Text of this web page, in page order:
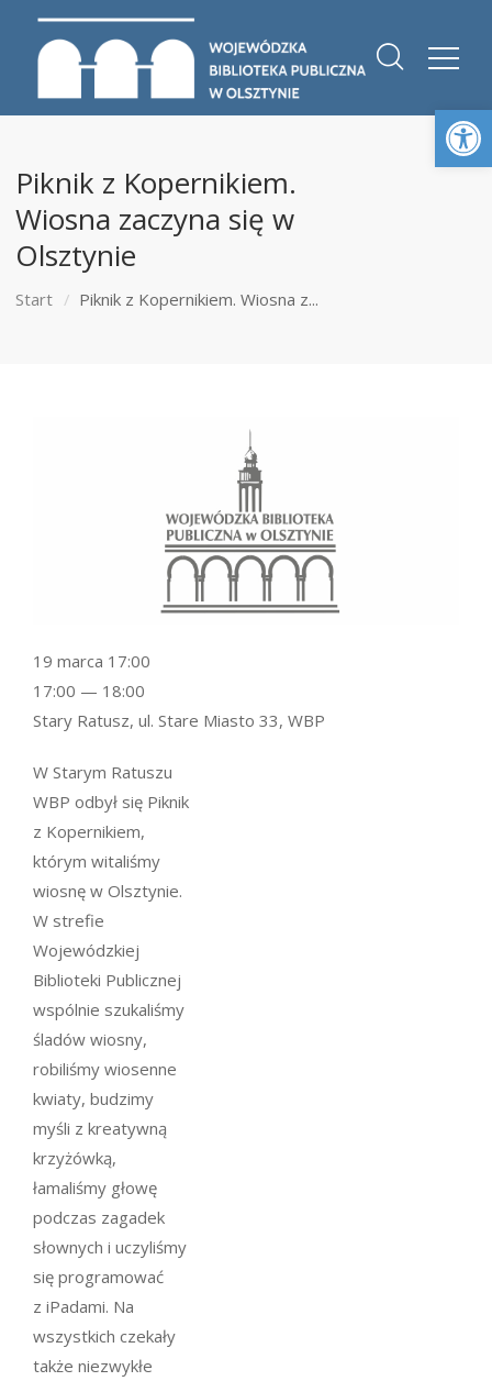
Piknik z Kopernikiem.
Wiosna zaczyna się w
Olsztynie
Start Piknik z Kopernikiem. Wiosna z...
W Starym Ratuszu
WBP odbył się Piknik
z Kopernikiem,
którym witaliśmy
wiosnę w Olsztynie.
W strefie
Wojewódzkiej
Biblioteki Publicznej
wspólnie szukaliśmy
śladów wiosny,
robiliśmy wiosenne
kwiaty, budzimy
myśli z kreatywną
krzyżówką,
łamaliśmy głowę
podczas zagadek
słownych i uczyliśmy
się programować
z iPadami. Na
wszystkich czekały
także niezwykłe
19 marca 17:00
17:00 — 18:00
Stary Ratusz, ul. Stare Miasto 33, WBP